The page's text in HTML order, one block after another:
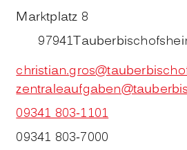
Marktplatz 8
97941
09341 803-1101
09341 803-7000